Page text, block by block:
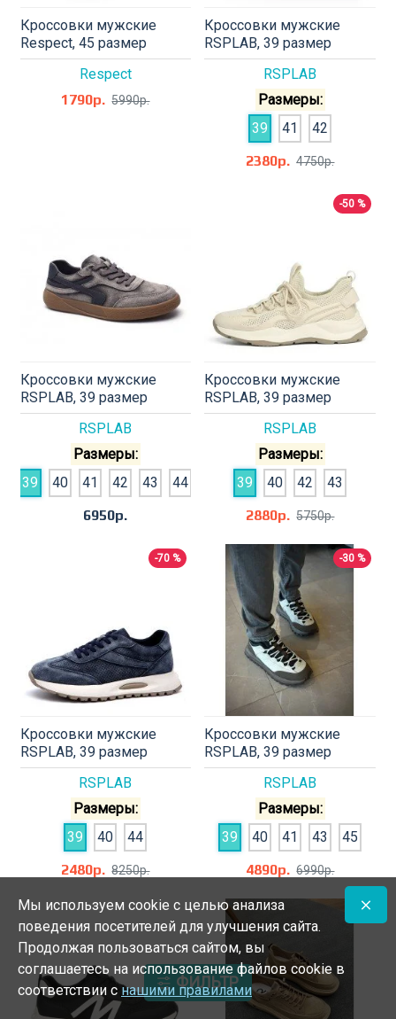
Respect
Кроссовки мужские
Respect, 45 размер
1790р. 5990р.
RSPLAB
Кроссовки мужские
RSPLAB, 39 размер
Размеры:
39
41
42
2380р. 4750р.
RSPLAB
Кроссовки мужские
RSPLAB, 39 размер
Размеры:
39
40 41 42 43
44
6950р.
-50 %
RSPLAB
Кроссовки мужские
RSPLAB, 39 размер
Размеры:
39
40 42
43
2880р. 5750р.
-70 %
RSPLAB
Кроссовки мужские
RSPLAB, 39 размер
Размеры:
39
40
44
2480р. 8250р.
-30 %
RSPLAB
Кроссовки мужские
RSPLAB, 39 размер
Размеры:
39
40 41 43
45
4890р. 6990р.
Мы используем cookie с целью анализа
поведения посетителей для улучшения сайта.
Продолжая пользоваться сайтом, вы
соглашаетесь на использование файлов cookie в
соответствии снашими правилами
ФИЛЬТР